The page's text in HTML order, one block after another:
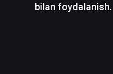
bilan foydalanish.